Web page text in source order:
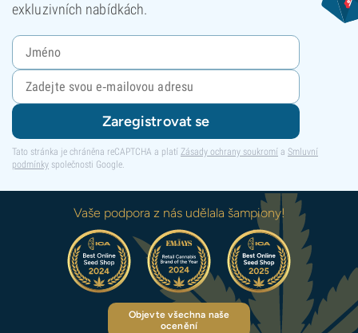
exkluzivních nabídkách.
Zaregistrovat se
Tato stránka je chráněna reCAPTCHA a platí Zásady ochrany soukromí a Smluvní
podmínky společnosti Google.
Vaše podpora z nás udělala šampiony!
Objevte všechna naše
ocenění